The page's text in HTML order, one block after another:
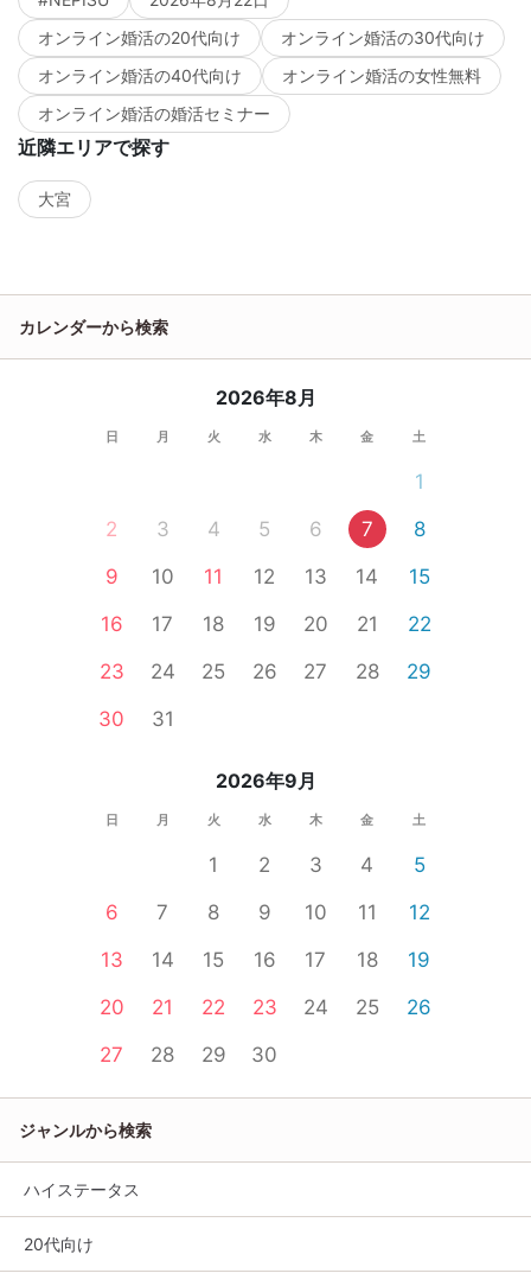
オンライン婚活の20代向け
オンライン婚活の30代向け
オンライン婚活の40代向け
オンライン婚活の女性無料
オンライン婚活の婚活セミナー
近隣エリアで探す
大宮
カレンダーから検索
2026年8月
日 月 火 水 木 金 土
1
2
3 4 5 6 7
8
9
10 11 12 13 14
15
16
17 18 19 20 21
22
23
24 25 26 27 28
29
30
31
2026年9月
日 月 火 水 木 金 土
1 2 3 4
5
6
7 8 9 10 11
12
13
14 15 16 17 18
19
20
21 22 23 24 25
26
27
28 29 30
ジャンルから検索
ハイステータス
20代向け